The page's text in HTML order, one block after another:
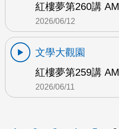
紅樓夢第260講 AM
2026/06/12
文學大觀園
紅樓夢第259講 AM
2026/06/11